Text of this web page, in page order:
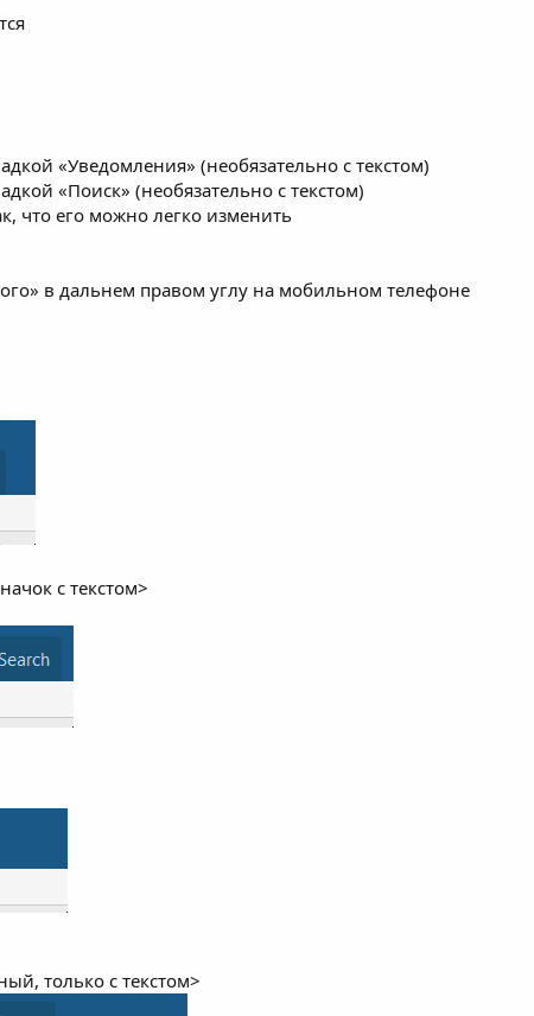
«Уведомления» (необязательно с текстом)
«Поиск» (необязательно с текстом)
что его можно легко изменить
в дальнем правом углу на мобильном телефоне
с текстом>
только с текстом>